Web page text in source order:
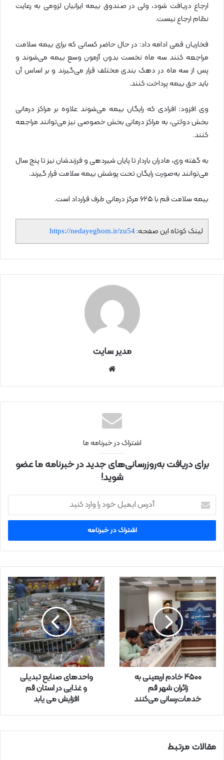
ارجاع دریافت شود، ولی در صندوق بیمه ایرانیان لزومی به رعایت
نظام ارجاع نیست.
فخاریان قمی ادامه داد: در حال حاضر کسانی که برای بیمه سلامت
مراجعه کنند سه ماه نخست بدون آزمون وسع بیمه می‌شوند و
پس از سه ماه در دهک بندی مختلف قرار می‌گیرند و بر اساس آن
باید حق بیمه پرداخت کنند.
وی افزود: افرادی که رایگان بیمه می‌شوند علاوه بر مراکز درمانی
بخش دولتی، به مراکز درمانی بخش خصوصی نیز می‌توانند مراجعه
کنند.
به گفته وی، مادران باردار تا پایان شیردهی و فرزندشان نیز تا پنج سال
می‌توانند به‌صورت رایگان تحت پوشش بیمه سلامت قرار گیرند.
بیمه سلامت قم با ۶۲۵ مرکز درمانی طرف قرارداد است.
لینک کوتاه این صفحه: https://nedayeghom.ir/zu54
مدیر سایت
نتی
اشتراک در خبرنامه ما
برای دریافت به‌روزرسانی‌های جدید در خبرنامه ما عضو
شوید!
ر
ا
ی
ل
خ
د
ر
ا
و
ا
ر
۴۵۰۰ خادم اربعینی به
زائران شهر قم
خدمات‌رسانی می‌کنند
واحدهای صنایع تبدیلی
و غذایی در استان قم
افزایش می یابد
مقالات مرتبط